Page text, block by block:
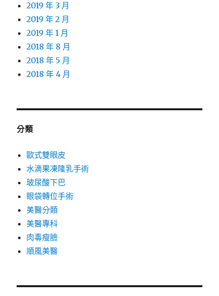
2019 年 3 月
2019 年 2 月
2019 年 1 月
2018 年 8 月
2018 年 5 月
2018 年 4 月
分類
歐式雙眼皮
水滴果凍隆乳手術
玻尿酸下巴
眼袋轉位手術
美醫分類
美醫專科
肉毒瘦臉
順風美醫